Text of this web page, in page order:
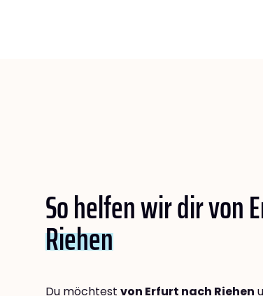
So helfen wir dir von
Riehen
Du möchtest von Erfurt nach Riehen